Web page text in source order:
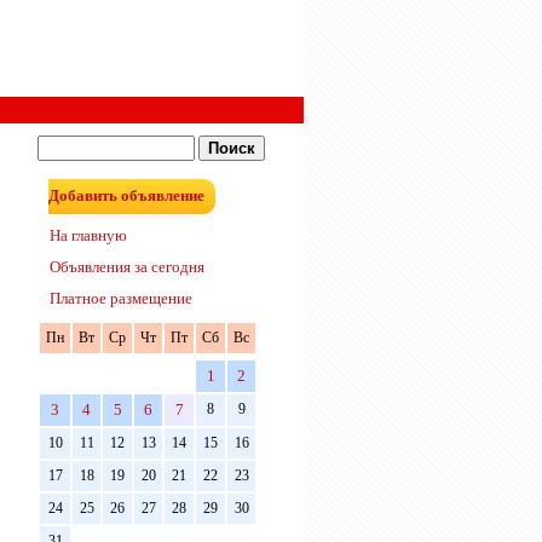
Добавить объявление
На главную
Объявления за сегодня
Платное размещение
Пн Вт Ср Чт Пт Сб Вс
1
2
3
4 5 6 7 8
9
10
11 12 13 14 15
16
17
18 19 20 21 22
23
24
25 26 27 28 29
30